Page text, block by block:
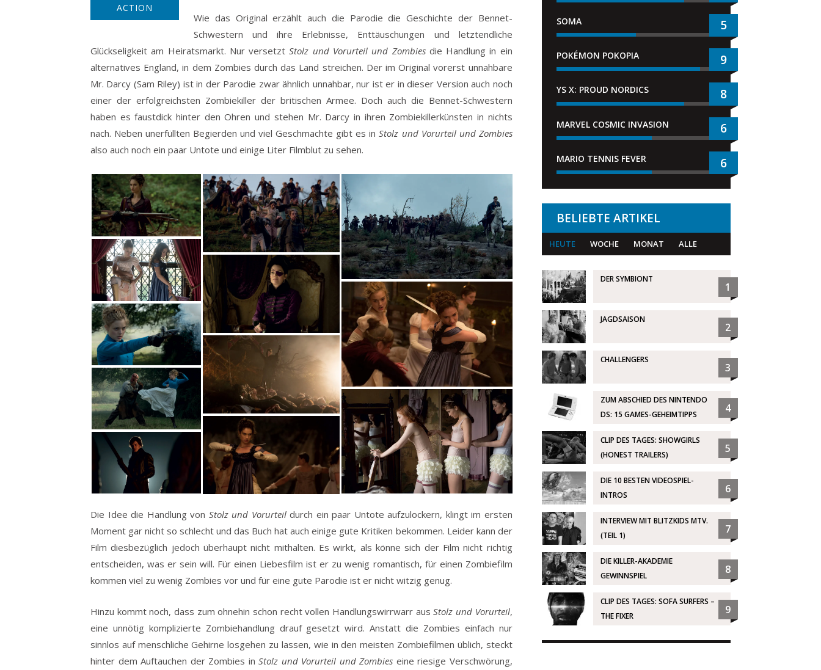
ACTION
Wie das Original erzählt auch die Parodie die Geschichte der Bennet-
Schwestern und ihre Erlebnisse, Enttäuschungen und letztendliche
Glückseligkeit am Heiratsmarkt. Nur versetztStolz und Vorurteil und Zombiesdie Handlung in ein
alternatives England, in dem Zombies durch das Land streichen. Der im Original vorerst unnahbare
Mr. Darcy (Sam Riley) ist in der Parodie zwar ähnlich unnahbar, nur ist er in dieser Version auch noch
einer der erfolgreichsten Zombiekiller der britischen Armee. Doch auch die Bennet-Schwestern
haben es faustdick hinter den Ohren und stehen Mr. Darcy in ihren Zombiekillerkünsten in nichts
nach. Neben unerfüllten Begierden und viel Geschmachte gibt es inStolz und Vorurteil und Zombies
also auch noch ein paar Untote und einige Liter Filmblut zu sehen.
Die Idee die Handlung von Stolz und Vorurteildurch ein paar Untote aufzulockern, klingt im ersten
Moment gar nicht so schlecht und das Buch hat auch einige gute Kritiken bekommen. Leider kann der
Film diesbezüglich jedoch überhaupt nicht mithalten. Es wirkt, als könne sich der Film nicht richtig
entscheiden, was er sein will. Für einen Liebesfilm ist er zu wenig romantisch, für einen Zombiefilm
kommen viel zu wenig Zombies vor und für eine gute Parodie ist er nicht witzig genug.
Hinzu kommt noch, dass zum ohnehin schon recht vollen Handlungswirrwarr ausStolz und Vorurteil,
eine unnötig komplizierte Zombiehandlung drauf gesetzt wird. Anstatt die Zombies einfach nur
sinnlos auf menschliche Gehirne losgehen zu lassen, wie in den meisten Zombiefilmen üblich, steckt
hinter dem Auftauchen der Zombies inStolz und Vorurteil und Zombies eine riesige Verschwörung,
SOMA 5
POKÉMON POKOPIA 9
YS X: PROUD NORDICS 8
MARVEL COSMIC INVASION 6
MARIO TENNIS FEVER 6
BELIEBTE ARTIKEL
HEUTE WOCHE MONAT ALLE
DER SYMBIONT
1
JAGDSAISON
2
CHALLENGERS
3
ZUM ABSCHIED DES NINTENDO
DS: 15 GAMES-GEHEIMTIPPS
4
CLIP DES TAGES: SHOWGIRLS
(HONEST TRAILERS)
5
DIE 10 BESTEN VIDEOSPIEL-
INTROS
6
INTERVIEW MIT BLITZKIDS MTV.
(TEIL 1)
7
DIE KILLER-AKADEMIE
GEWINNSPIEL
8
CLIP DES TAGES: SOFA SURFERS –
THE FIXER
9